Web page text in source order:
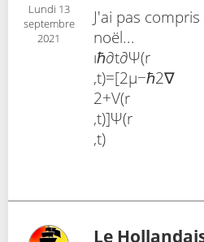
Lundi 13
septembre
2021
J'ai pas
noël...
ıℏ∂t∂​Ψ(r
,t)=[2μ−ℏ2​∇
2+V(r
,t)]Ψ(r
,t)
Le